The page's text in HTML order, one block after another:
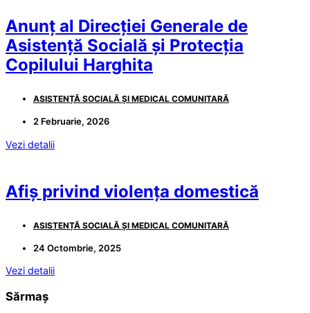
Anunț al Direcției Generale de
Asistență Socială și Protecția
Copilului Harghita
ASISTENȚĂ SOCIALĂ ȘI MEDICAL COMUNITARĂ
2 Februarie, 2026
Vezi detalii
Afiș privind violența domestică
ASISTENȚĂ SOCIALĂ ȘI MEDICAL COMUNITARĂ
24 Octombrie, 2025
Vezi detalii
Sărmaș